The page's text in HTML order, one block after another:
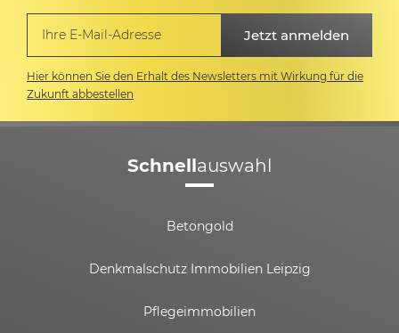
Hier können Sie den Erhalt des Newsletters mit Wirkung für die
Zukunft abbestellen
Schnellauswahl
Betongold
Denkmalschutz Immobilien Leipzig
Pflegeimmobilien